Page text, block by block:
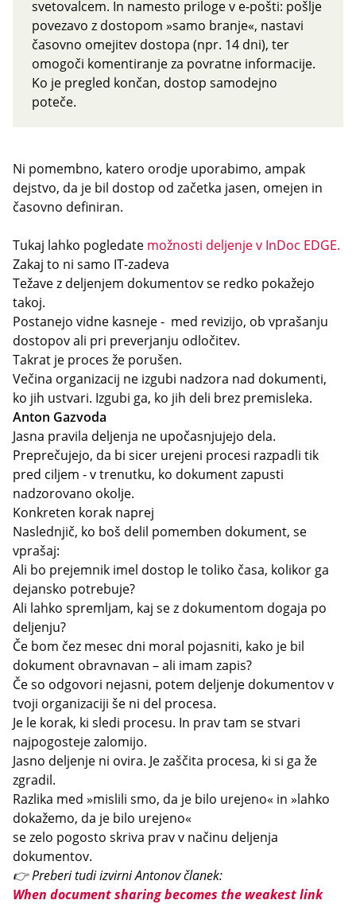
svetovalcem. In namesto priloge v e-pošti: pošlje
povezavo z dostopom »samo branje«, nastavi
časovno omejitev dostopa (npr. 14 dni), ter
omogoči komentiranje za povratne informacije.
Ko je pregled končan, dostop samodejno
poteče.
Ni pomembno, katero orodje uporabimo, ampak
dejstvo, da je bil dostop od začetka jasen, omejen in
časovno definiran.
Tukaj lahko pogledate možnosti deljenje v InDoc EDGE.
Zakaj to ni samo IT-zadeva
Težave z deljenjem dokumentov se redko pokažejo
takoj.
Postanejo vidne kasneje - med revizijo, ob vprašanju
dostopov ali pri preverjanju odločitev.
Takrat je proces že porušen.
Večina organizacij ne izgubi nadzora nad dokumenti,
ko jih ustvari. Izgubi ga, ko jih deli brez premisleka.
Anton Gazvoda
Jasna pravila deljenja ne upočasnjujejo dela.
Preprečujejo, da bi sicer urejeni procesi razpadli tik
pred ciljem - v trenutku, ko dokument zapusti
nadzorovano okolje.
Konkreten korak naprej
Naslednjič, ko boš delil pomemben dokument, se
vprašaj:
Ali bo prejemnik imel dostop le toliko časa, kolikor ga
dejansko potrebuje?
Ali lahko spremljam, kaj se z dokumentom dogaja po
deljenju?
Če bom čez mesec dni moral pojasniti, kako je bil
dokument obravnavan – ali imam zapis?
Če so odgovori nejasni, potem deljenje dokumentov v
tvoji organizaciji še ni del procesa.
Je le korak, ki sledi procesu. In prav tam se stvari
najpogosteje zalomijo.
Jasno deljenje ni ovira. Je zaščita procesa, ki si ga že
zgradil.
Razlika med »mislili smo, da je bilo urejeno« in »lahko
dokažemo, da je bilo urejeno«
se zelo pogosto skriva prav v načinu deljenja
dokumentov.
👉 Preberi tudi izvirni Antonov članek:
When document sharing becomes the weakest link